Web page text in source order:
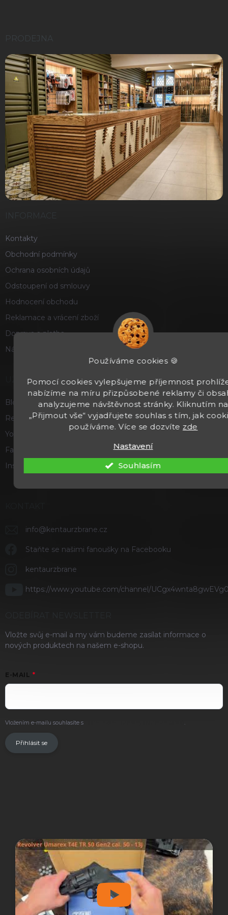
Používáme cookies 🍪
Pomocí cookies vylepšujeme příjemnost
nabízíme na míru přizpůsobené reklamy či
analyzujeme návštěvnost stránky. Kliknutím na
„Přijmout vše“ vyjadřujete souhlas s tím, jak
používáme. Více se dozvíte zde
Nastavení
Souhlasím
PRODEJNA
Kontakty
Obchodní podmínky
Ochrana osobních údajů
Odstoupení od smlouvy
Hodnocení obchodu
Reklamace a vrácení zboží
Doprava a platba
Náš příběh
UŽITEČNÉ
Blog
Recenze a hodnocení
Youtube
Facebook
Instagram
info@kentaurzbrane.cz
Staňte se našimi fanoušky na Facebooku
kentaurzbrane
https://www.youtube.com/channel/
Vložte svůj e-mail a my vám budeme zasílat informace o
nových produktech na našem e-shopu.
E-MAIL
Vložením e-mailu souhlasíte s .
Přihlásit se